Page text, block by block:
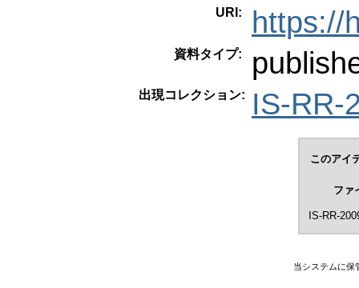
URI: https://
資料タイプ:
出現コレクション: IS-RR-
このアイ
ファ
IS-RR-
当システムに保